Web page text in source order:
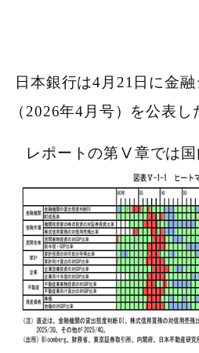
日本銀行は4月21日に金
（2026年4月号）を公表し
レポートの第Ⅴ章では国